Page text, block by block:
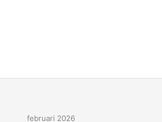
februari 2026